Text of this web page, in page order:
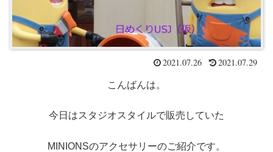
2021.07.26 2021.07.29
こんばんは。
今日はスタジオスタイルで販売していた
MINIONSのアクセサリーのご紹介です。